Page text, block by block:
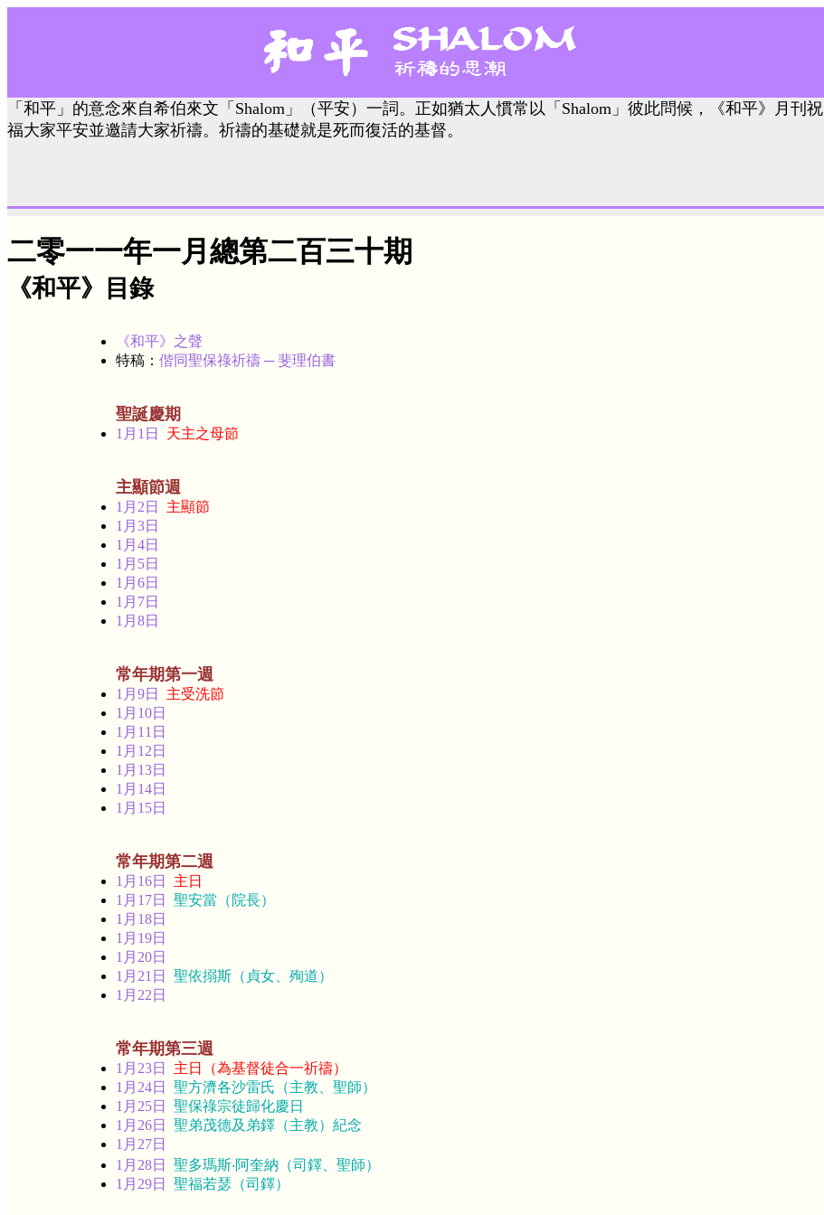
「和平」的意念來自希伯來文「Shalom」（平安）一詞。正如猶太人慣常以「Shalom」彼此問候，《和平》月刊祝
福大家平安並邀請大家祈禱。祈禱的基礎就是死而復活的基督。
二零一一年一月總第二百三十期
《和平》目錄
《和平》之聲
特稿： 偕同聖保祿祈禱 ─ 斐理伯書
聖誕慶期
1月1日 天主之母節
主顯節週
1月2日 主顯節
1月3日
1月4日
1月5日
1月6日
1月7日
1月8日
常年期第一週
1月9日 主受洗節
1月10日
1月11日
1月12日
1月13日
1月14日
1月15日
常年期第二週
1月16日 主日
1月17日 聖安當（院長）
1月18日
1月19日
1月20日
1月21日 聖依搦斯（貞女、殉道）
1月22日
常年期第三週
1月23日 主日（為基督徒合一祈禱）
1月24日 聖方濟各沙雷氏（主教、聖師）
1月25日 聖保祿宗徒歸化慶日
1月26日 聖弟茂德及弟鐸（主教）紀念
1月27日
1月28日 聖多瑪斯‧阿奎納（司鐸、聖師）
1月29日 聖福若瑟（司鐸）